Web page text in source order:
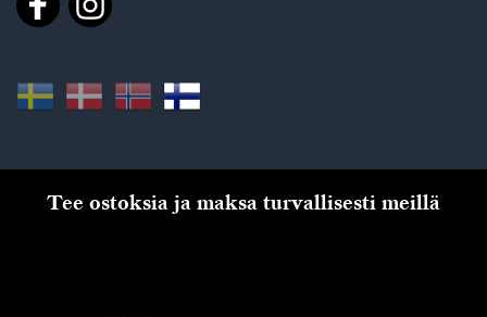
Tee ostoksia ja maksa turvallisesti meillä